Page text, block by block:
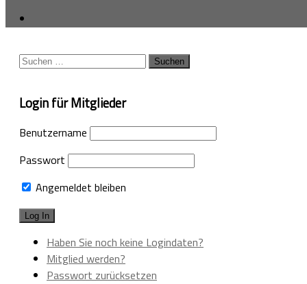
Suchen
Login für Mitglieder
Benutzername
Passwort
Angemeldet bleiben
Haben Sie noch keine Logindaten?
Mitglied werden?
Passwort zurücksetzen